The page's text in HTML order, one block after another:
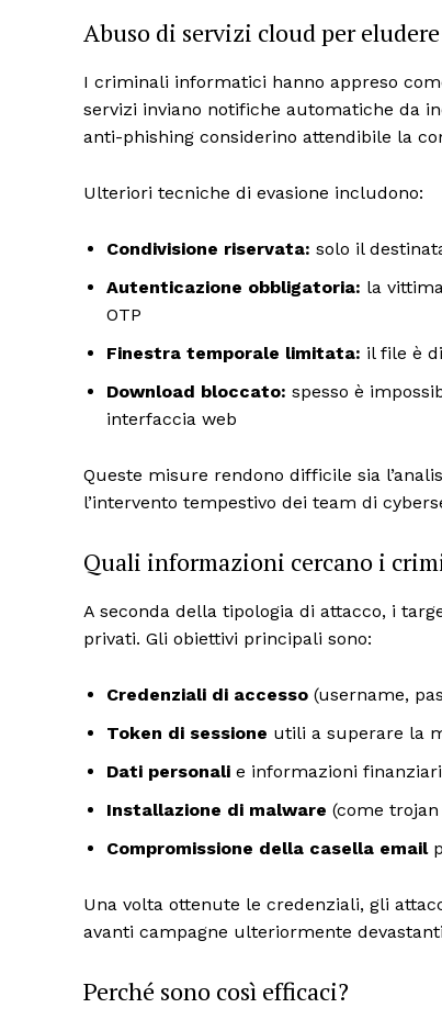
Abuso di servizi cloud per
I criminali informatici hanno appreso
servizi inviano notifiche automatiche da
anti-phishing considerino attendibile la
Ulteriori tecniche di evasione includono:
Condivisione riservata: solo il
Autenticazione obbligatoria: la
OTP
Finestra temporale limitata: il file è
Download bloccato: spesso è
interfaccia web
Queste misure rendono difficile sia
l’intervento tempestivo dei team di
Quali informazioni cercano i
A seconda della tipologia di attacco, i
privati. Gli obiettivi principali sono:
Credenziali di accesso (username,
Token di sessione utili a superare la
Dati personali e informazioni
Installazione di malware (come
Compromissione della casella email
Una volta ottenute le credenziali, gli
avanti campagne ulteriormente
Perché sono così efficaci?